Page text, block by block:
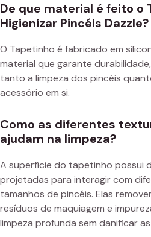
De que material é feito o
Higienizar Pincéis Dazzle?
O Tapetinho é fabricado em
material que garante
tanto a limpeza dos pincéis
acessório em si.
Como as diferentes
ajudam na limpeza?
A superfície do tapetinho possui
projetadas para interagir com
tamanhos de pincéis. Elas
resíduos de maquiagem e
limpeza profunda sem danificar